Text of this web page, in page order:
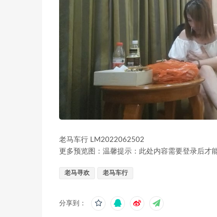
老马车行 LM2022062502
更多预览图：温馨提示：此处内容需要登录后才
老马寻欢 老马车行
分享到：